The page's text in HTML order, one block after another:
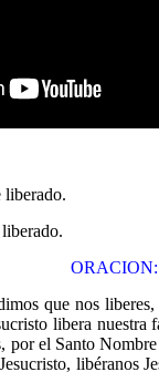
liberado.
ORACION:
que nos
libera
por el Santo
libéranos